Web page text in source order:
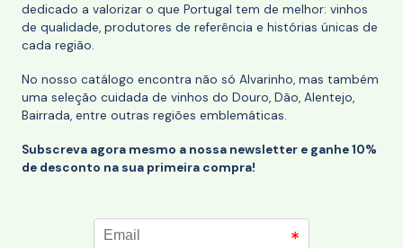
dedicado a valorizar o que Portugal tem de melhor: vinhos
de qualidade, produtores de referência e histórias únicas de
cada região.
No nosso catálogo encontra não só Alvarinho, mas também
uma seleção cuidada de vinhos do Douro, Dão, Alentejo,
Bairrada, entre outras regiões emblemáticas.
Subscreva agora mesmo a nossa newsletter e ganhe 10%
de desconto na sua primeira compra!